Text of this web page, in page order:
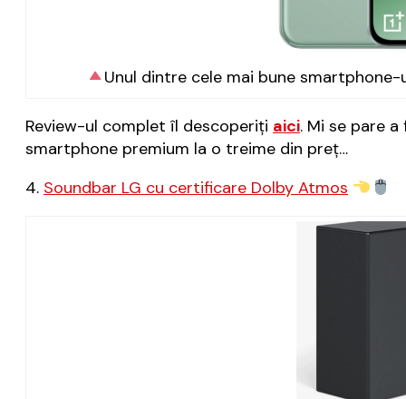
Unul dintre cele mai bune
Review-ul complet îl descoperiți aici. Mi se pare
smartphone premium la o treime din preț…
4. Soundbar LG cu certificare Dolby Atmos